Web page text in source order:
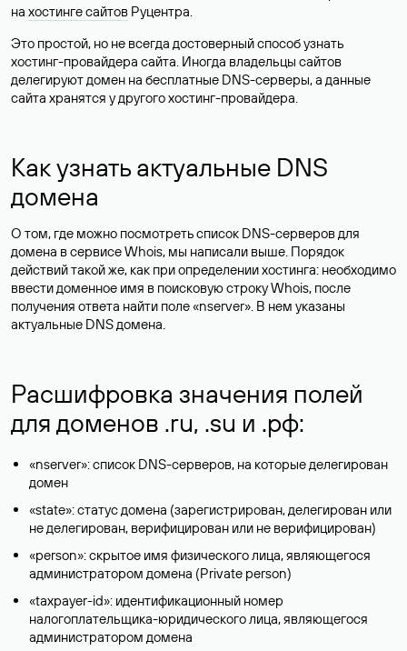
на хостинге сайтов Руцентра.
Это простой, но не всегда достоверный способ узнать
хостинг-провайдера сайта. Иногда владельцы сайтов
делегируют домен на бесплатные DNS-серверы, а данные
сайта хранятся у другого хостинг-провайдера.
Как узнать актуальные DNS
домена
О том, где можно посмотреть список DNS-серверов для
домена в сервисе Whois, мы написали выше. Порядок
действий такой же, как при определении хостинга: необходимо
ввести доменное имя в поисковую строку Whois, после
получения ответа найти поле «nserver». В нем указаны
актуальные DNS домена.
Расшифровка значения полей
для доменов .ru, .su и .рф:
«nserver»: список DNS-серверов, на которые делегирован
домен
«state»: статус домена (зарегистрирован, делегирован или
не делегирован, верифицирован или не верифицирован)
«person»: скрытое имя физического лица, являющегося
администратором домена (Privatе person)
«taxpayer-id»: идентификационный номер
налогоплательщика-юридического лица, являющегося
администратором домена